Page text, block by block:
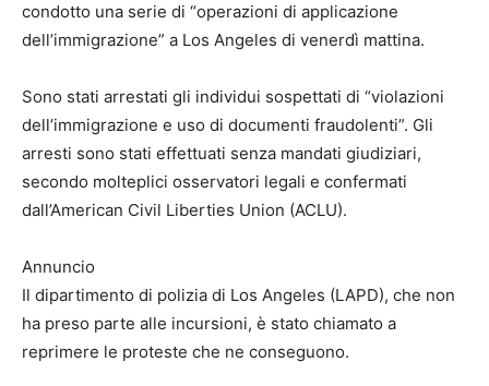
condotto una serie di “operazioni di applicazione
dell’immigrazione” a Los Angeles di venerdì mattina.
Sono stati arrestati gli individui sospettati di “violazioni
dell’immigrazione e uso di documenti fraudolenti”. Gli
arresti sono stati effettuati senza mandati giudiziari,
secondo molteplici osservatori legali e confermati
dall’American Civil Liberties Union (ACLU).
Annuncio
Il dipartimento di polizia di Los Angeles (LAPD), che non
ha preso parte alle incursioni, è stato chiamato a
reprimere le proteste che ne conseguono.